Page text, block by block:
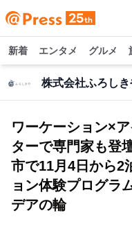
新着 エンタメ グルメ
株式会社ふろしき
ワーケーション×
ターで専門家も
市で11月4日から
ョン体験プログラ
デアの輪